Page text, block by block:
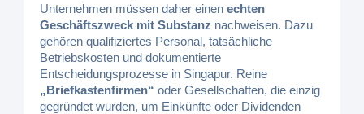
Unternehmen müssen daher einenechten
Geschäftszweck mit Substanz nachweisen. Dazu
gehören qualifiziertes Personal, tatsächliche
Betriebskosten und dokumentierte
Entscheidungsprozesse in Singapur. Reine
„Briefkastenfirmen“ oder Gesellschaften, die einzig
gegründet wurden, um Einkünfte oder Dividenden